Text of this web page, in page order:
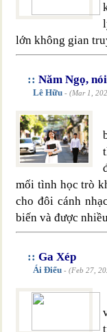
lớn không gian
::Năm Ngọ,
Lê Hữu- (Mar 1,
mối tình học trò
cho đôi cánh
biến và được
::Ga Xép
Ái Điểu- (Feb 27,